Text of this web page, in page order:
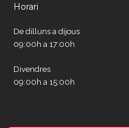
Horari
De dilluns a dijous
09:00h a 17:00h
Divendres
09:00h a 15:00h